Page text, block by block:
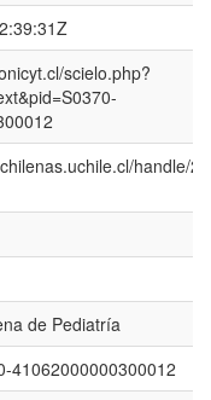
scielo.php?
handle/
de Pediatría
41062000000300012